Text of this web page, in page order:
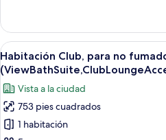
Club,
para
no
fumadores
(Panorama
Suite,ClubLoungeAccess,32FL)
Abrir
todas
las
fotos
de
Habitación
19
Habitación Club, para no
Vista a la ciudad
753 pies cuadrados
1 habitación